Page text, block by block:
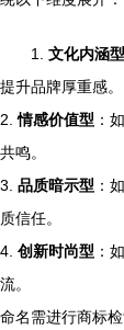
1. 文化内涵型
提升品牌厚重感。
2.情感价值型 ：
共鸣。
3. 品质暗示型 ：
质信任。
4. 创新时尚型 ：
流。
命名需进行商标